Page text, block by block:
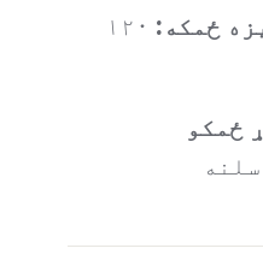
ځمکه: ۱۲۰
ځمکو